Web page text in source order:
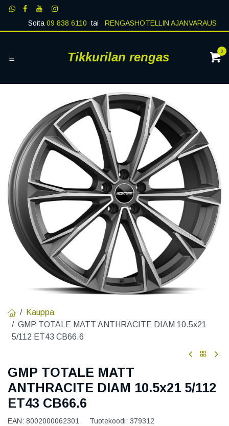
Siirry sisältöön
Soita09 838 6110 tai RENGASHOTELLIN AJANVARAUS
Tikkurilan rengas 0
Kauppa
GMP TOTALE MATT ANTHRACITE DIAM 10.5x21
5/112 ET43 CB66.6
GMP TOTALE MATT
ANTHRACITE DIAM 10.5x21 5/112
ET43 CB66.6
EAN: 8002000062301 Tuotekoodi: 379312